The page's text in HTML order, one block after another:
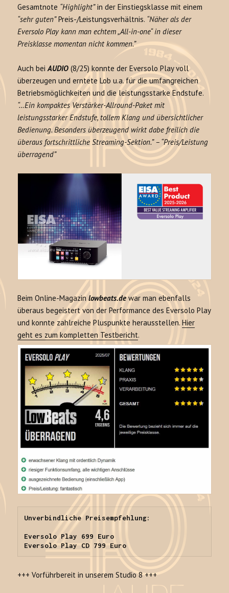
Gesamtnote “Highlight”in der Einstiegsklasse mit einem
“sehr guten”Preis-/Leistungsverhältnis. “Näher als der
Eversolo Play kann man echtem „All-in-one“ in dieser
Preisklasse momentan nicht kommen.”
Auch beiAUDIO (8/25) konnte der Eversolo Play voll
überzeugen und erntete Lob u.a. für die umfangreichen
Betriebsmöglichkeiten und die leistungsstarke Endstufe.
“…Ein kompaktes Verstärker-Allround-Paket mit
leistungsstarker Endstufe, tollem Klang und übersichtlicher
Bedienung. Besonders überzeugend wirkt dabe freilich die
überaus fortschrittliche Streaming-Sektion.” – “Preis/Leistung
überragend”
Beim Online-Magazin lowbeats.dewar man ebenfalls
überaus begeistert von der Performance des Eversolo Play
und konnte zahlreiche Pluspunkte herausstellen.Hier
geht es zum kompletten Testbericht.
Unverbindliche Preisempfehlung:
Eversolo Play 699 Euro
Eversolo Play CD 799 Euro
+++ Vorführbereit in unserem Studio 8 +++